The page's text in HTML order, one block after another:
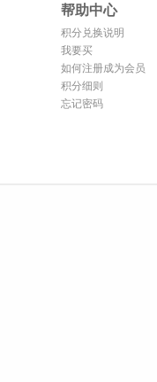
帮助中心
积分兑换说明
我要买
如何注册成为会员
积分细则
忘记密码